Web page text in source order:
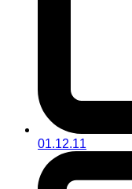
01.12.11